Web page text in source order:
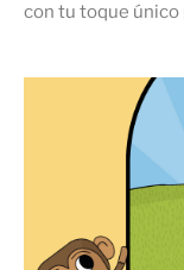
con tu toque único